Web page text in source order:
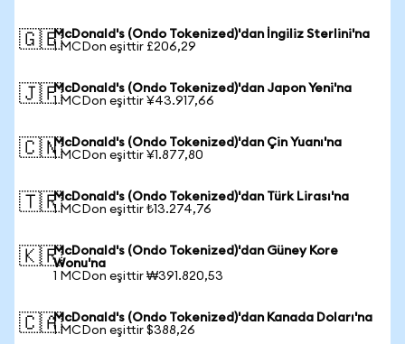
🇬🇧McDonald's (Ondo Tokenized)'dan İngiliz Sterlini'na
1 MCDon eşittir £206,29
🇯🇵McDonald's (Ondo Tokenized)'dan Japon Yeni'na
1 MCDon eşittir ¥43.917,66
🇨🇳McDonald's (Ondo Tokenized)'dan Çin Yuanı'na
1 MCDon eşittir ¥1.877,80
🇹🇷McDonald's (Ondo Tokenized)'dan Türk Lirası'na
1 MCDon eşittir ₺13.274,76
🇰🇷McDonald's (Ondo Tokenized)'dan Güney Kore
Wonu'na
1 MCDon eşittir ₩391.820,53
🇨🇦McDonald's (Ondo Tokenized)'dan Kanada Doları'na
1 MCDon eşittir $388,26